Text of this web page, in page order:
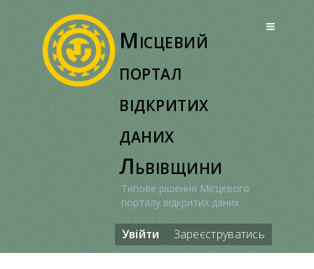
Місцевий
портал
відкритих
даних
Львівщини
Типове рішення Місцевого
порталу відкритих даних
Увійти Зареєструватись